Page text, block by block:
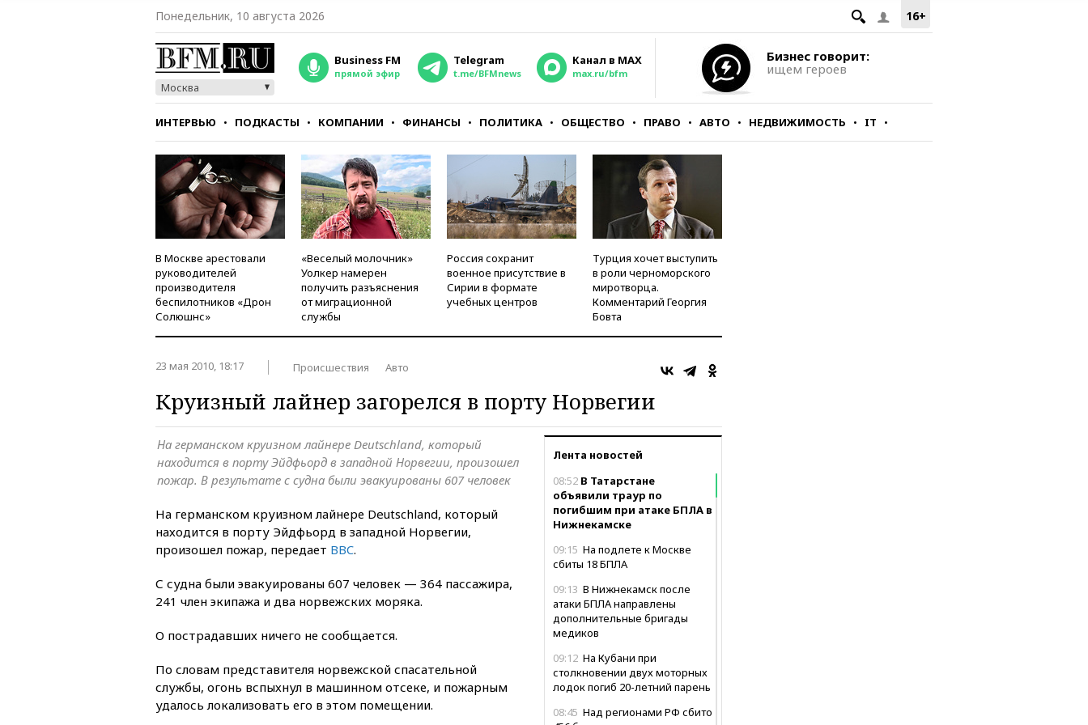
16+
Понедельник, 10 августа 2026
Москва
Business FM
прямой эфир
Telegram
t.me/BFMnews
Канал в MAX
max.ru/bfm
Бизнес говорит:
ищем героев
ИНТЕРВЬЮ ПОДКАСТЫ КОМПАНИИ ФИНАНСЫ ПОЛИТИКА ОБЩЕСТВО ПРАВО АВТО НЕДВИЖИМОСТЬ IT
СТИЛЬ ТЕСТЫ
В Москве арестовали
руководителей
производителя
беспилотников «Дрон
Солюшнс»
«Веселый молочник»
Уолкер намерен
получить разъяснения
от миграционной
службы
Россия сохранит
военное присутствие в
Сирии в формате
учебных центров
Турция хочет выступить
в роли черноморского
миротворца.
Комментарий Георгия
Бовта
23 мая 2010, 18:17 Происшествия Авто
Круизный лайнер загорелся в порту Норвегии
Лента новостей
08:52 В Татарстане
объявили траур по
погибшим при атаке БПЛА в
Нижнекамске
09:15 На подлете к Москве
сбиты 18 БПЛА
09:13 В Нижнекамск после
атаки БПЛА направлены
дополнительные бригады
медиков
09:12 На Кубани при
столкновении двух моторных
лодок погиб 20-летний парень
08:45 Над регионами РФ сбито
На германском круизном лайнере Deutschland, который
находится в порту Эйдфьорд в западной Норвегии, произошел
пожар. В результате с судна были эвакуированы 607 человек
На германском круизном лайнере Deutschland, который
находится в порту Эйдфьорд в западной Норвегии,
произошел пожар, передает BBC.
С судна были эвакуированы 607 человек — 364 пассажира,
241 член экипажа и два норвежских моряка.
О пострадавших ничего не сообщается.
По словам представителя норвежской спасательной
службы, огонь вспыхнул в машинном отсеке, и пожарным
удалось локализовать его в этом помещении.